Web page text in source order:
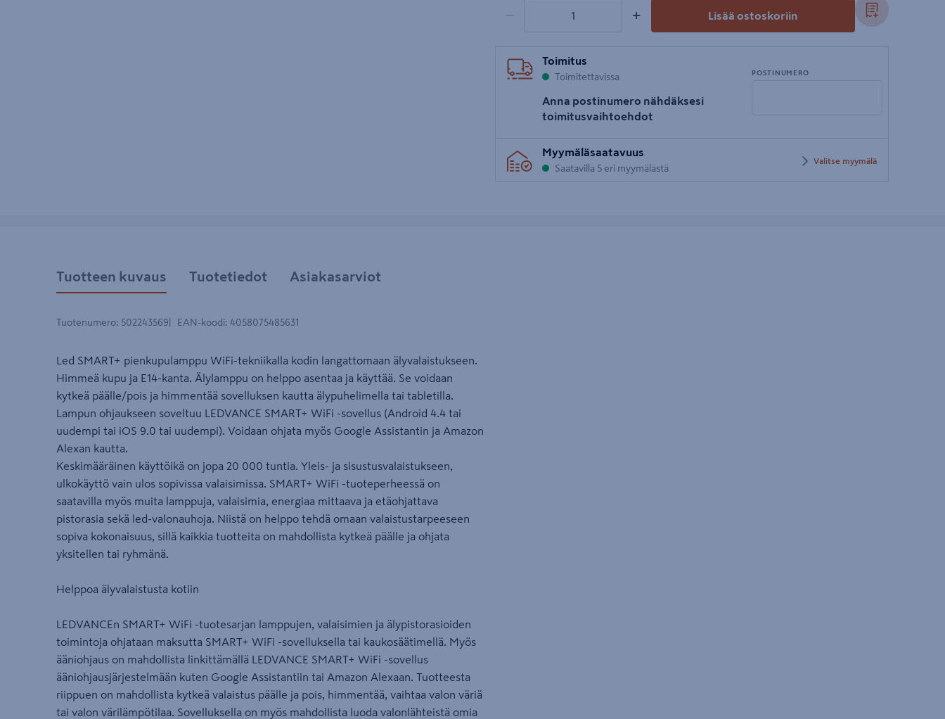
− + Lisää ostoskoriin
Toimitus
Toimitettavissa
Anna postinumero nähdäksesi
toimitusvaihtoehdot
POSTINUMERO
postinumero
Myymäläsaatavuus
Saatavilla 5 eri myymälästä
Valitse myymälä
Tuotteen kuvaus Tuotetiedot Asiakasarviot
Tuotenumero: 502243569 EAN-koodi: 4058075485631
Led SMART+ pienkupulamppu WiFi-tekniikalla kodin langattomaan älyvalaistukseen.
Himmeä kupu ja E14-kanta. Älylamppu on helppo asentaa ja käyttää. Se voidaan
kytkeä päälle/pois ja himmentää sovelluksen kautta älypuhelimella tai tabletilla.
Lampun ohjaukseen soveltuu LEDVANCE SMART+ WiFi -sovellus (Android 4.4 tai
uudempi tai iOS 9.0 tai uudempi). Voidaan ohjata myös Google Assistantin ja Amazon
Alexan kautta.
Keskimääräinen käyttöikä on jopa 20 000 tuntia. Yleis- ja sisustusvalaistukseen,
ulkokäyttö vain ulos sopivissa valaisimissa. SMART+ WiFi -tuoteperheessä on
saatavilla myös muita lamppuja, valaisimia, energiaa mittaava ja etäohjattava
pistorasia sekä led-valonauhoja. Niistä on helppo tehdä omaan valaistustarpeeseen
sopiva kokonaisuus, sillä kaikkia tuotteita on mahdollista kytkeä päälle ja ohjata
yksitellen tai ryhmänä.
Helppoa älyvalaistusta kotiin
LEDVANCEn SMART+ WiFi -tuotesarjan lamppujen, valaisimien ja älypistorasioiden
toimintoja ohjataan maksutta SMART+ WiFi -sovelluksella tai kaukosäätimellä. Myös
ääniohjaus on mahdollista linkittämällä LEDVANCE SMART+ WiFi -sovellus
ääniohjausjärjestelmään kuten Google Assistantiin tai Amazon Alexaan. Tuotteesta
riippuen on mahdollista kytkeä valaistus päälle ja pois, himmentää, vaihtaa valon väriä
tai valon värilämpötilaa. Sovelluksella on myös mahdollista luoda valonlähteistä omia